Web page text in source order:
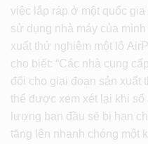
việc lắp ráp ở một quốc
sử dụng nhà máy của
xuất thử nghiệm một lô
cho biết: “Các nhà cung
đổi cho giai đoạn sản xuất
thể được xem xét lại khi
lượng ban đầu sẽ bị hạn
tăng lên nhanh chóng một